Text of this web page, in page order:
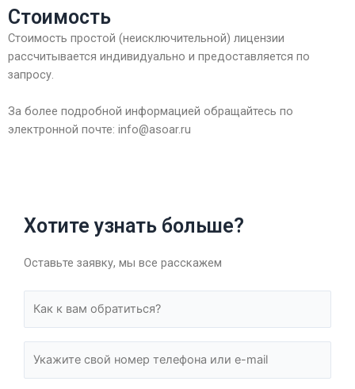
Стоимость
Стоимость простой (неисключительной) лицензии
рассчитывается индивидуально и предоставляется по
запросу.
За более подробной информацией обращайтесь по
электронной почте: info@asoar.ru
Хотите узнать больше?
Оставьте заявку, мы все расскажем